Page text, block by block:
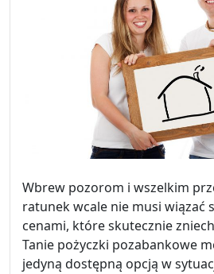
Wbrew pozorom i wszelkim
ratunek wcale nie musi wiązać
cenami, które skutecznie
Tanie pożyczki pozabankowe
jedyną dostępną opcją w